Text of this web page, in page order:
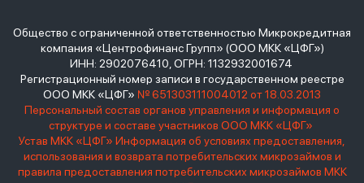
Общество с ограниченной ответственностью Микрокредитная
компания «Центрофинанс Групп» (ООО МКК «ЦФГ»)
ИНН: 2902076410, ОГРН: 1132932001674
Регистрационный номер записи в государственном реестре
ООО МКК «ЦФГ» № 651303111004012 от 18.03.2013
Персональный состав органов управления и информация о
структуре и составе участников ООО МКК «ЦФГ»
Устав МКК «ЦФГ» Информация об условиях предоставления,
использования и возврата потребительских микрозаймов и
правила предоставления потребительских микрозаймов МКК